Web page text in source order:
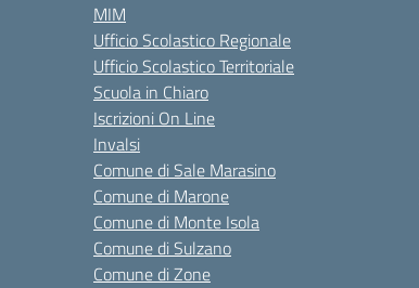
MIM
Ufficio Scolastico Regionale
Ufficio Scolastico Territoriale
Scuola in Chiaro
Iscrizioni On Line
Invalsi
Comune di Sale Marasino
Comune di Marone
Comune di Monte Isola
Comune di Sulzano
Comune di Zone